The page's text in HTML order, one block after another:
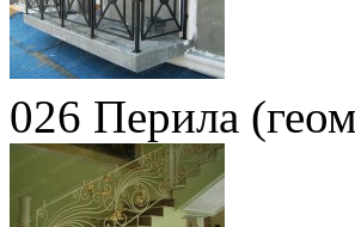
026 Перила